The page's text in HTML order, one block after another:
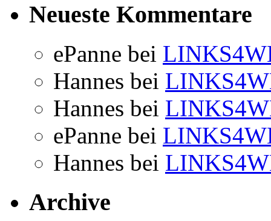
Neueste Kommentare
ePanne bei
Hannes bei
Hannes bei
ePanne bei
Hannes bei
Archive